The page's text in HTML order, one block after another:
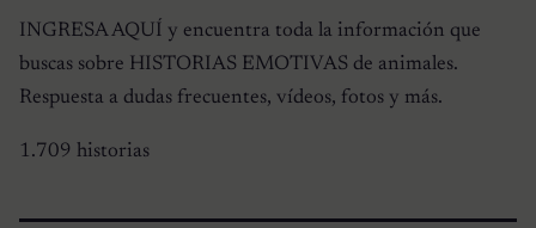
INGRESA AQUÍ y encuentra toda la información que
buscas sobre HISTORIAS EMOTIVAS de animales.
Respuesta a dudas frecuentes, vídeos, fotos y más.
1.709 historias